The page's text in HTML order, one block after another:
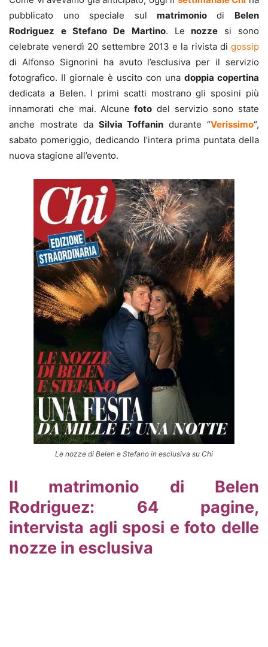
pubblicato uno speciale sul matrimoniodi Belen
Rodriguez
e Stefano De Martino. Le nozzesi sono
celebrate venerdì 20 settembre 2013 e la rivista di gossip
di Alfonso Signorini ha avuto l’esclusiva per il servizio
fotografico. Il giornale è uscito con una doppia copertina
dedicata a Belen. I primi scatti mostrano gli sposini più
innamorati che mai. Alcune foto del servizio sono state
anche mostrate da Silvia Toffanin durante “Verissimo“,
sabato pomeriggio, dedicando l’intera prima puntata della
nuova stagione all’evento.
Le nozze di Belen e Stefano in esclusiva su Chi
Il matrimonio di Belen
Rodriguez: 64 pagine,
intervista agli sposi e foto delle
nozze in esclusiva